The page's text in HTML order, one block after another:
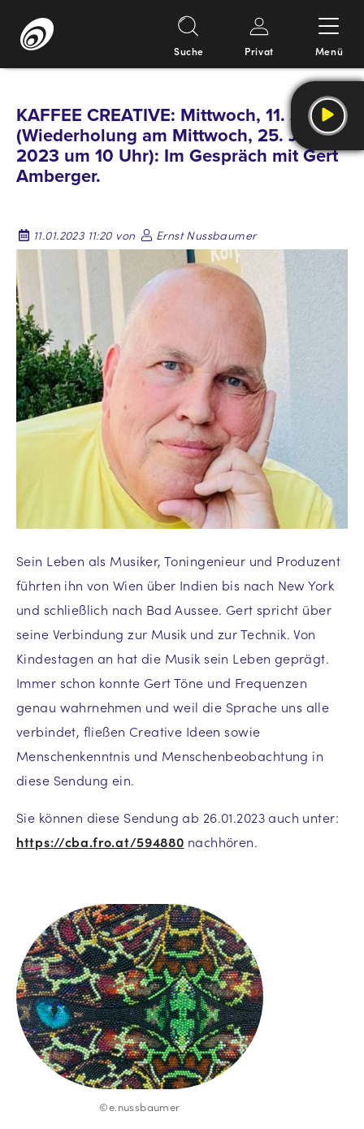
Inhalt
Suche Privat Menü
KAFFEE CREATIVE: Mittwoch, 11. Jänner
(Wiederholung am Mittwoch, 25. Jänner.
2023 um 10 Uhr): Im Gespräch mit Gert
Amberger.
11.01.2023 11:20 von Ernst Nussbaumer
Sein Leben als Musiker, Toningenieur und Produzent
führten ihn von Wien über Indien bis nach New York
und schließlich nach Bad Aussee. Gert spricht über
seine Verbindung zur Musik und zur Technik. Von
Kindestagen an hat die Musik sein Leben geprägt.
Immer schon konnte Gert Töne und Frequenzen
genau wahrnehmen und weil die Sprache uns alle
verbindet, fließen Creative Ideen sowie
Menschenkenntnis und Menschenbeobachtung in
diese Sendung ein.
Sie können diese Sendung ab 26.01.2023 auch unter:
https://cba.fro.at/594880 nachhören.
©e.nussbaumer